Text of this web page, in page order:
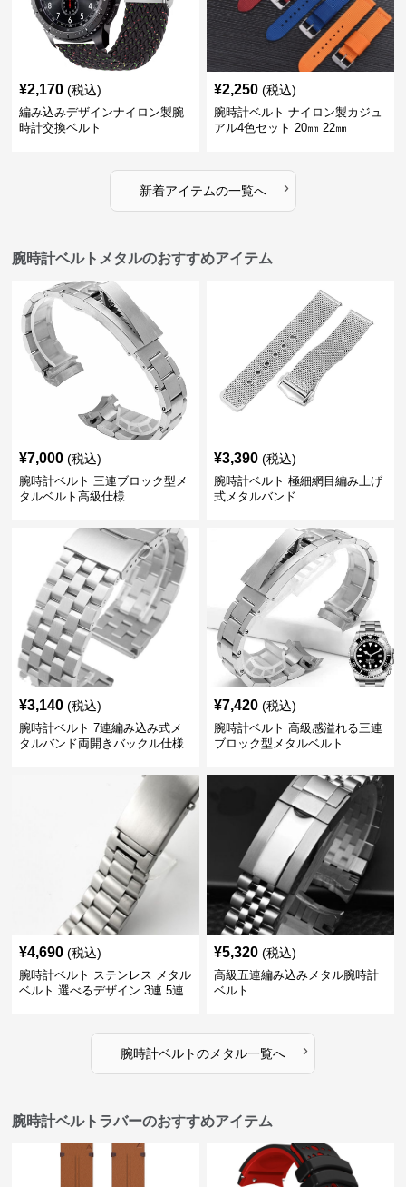
¥2,170 (税込)
編み込みデザインナイロン製腕
時計交換ベルト
¥2,250 (税込)
腕時計ベルト ナイロン製カジュ
アル4色セット 20㎜ 22㎜
新着アイテムの一覧へ ›
腕時計ベルトメタルのおすすめアイテム
¥7,000 (税込)
腕時計ベルト 三連ブロック型メ
タルベルト高級仕様
¥3,390 (税込)
腕時計ベルト 極細網目編み上げ
式メタルバンド
¥3,140 (税込)
腕時計ベルト 7連編み込み式メ
タルバンド両開きバックル仕様
¥7,420 (税込)
腕時計ベルト 高級感溢れる三連
ブロック型メタルベルト
¥4,690 (税込)
腕時計ベルト ステンレス メタル
ベルト 選べるデザイン 3連 5連
¥5,320 (税込)
高級五連編み込みメタル腕時計
ベルト
腕時計ベルトのメタル一覧へ ›
腕時計ベルトラバーのおすすめアイテム